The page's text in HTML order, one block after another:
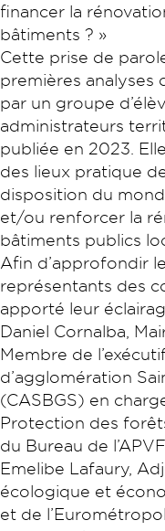
financer la
bâtiments ? »
Cette prise de
premières analyses
par un groupe
administrateurs
publiée en 2023.
des lieux pratique
disposition du
et/ou renforcer la
bâtiments publics
Afin d’approfondir
représentants des
apporté leur
Daniel Cornalba,
Membre de
d’agglomération
(CASBGS) en
Protection des
du Bureau de l’APVF
Emelibe Lafaury,
écologique et
et de